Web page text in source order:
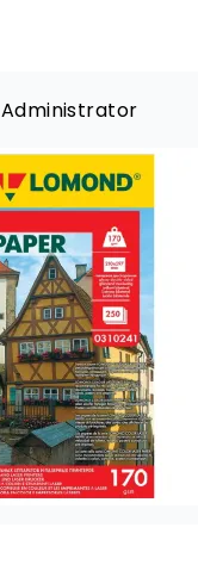
Administrator